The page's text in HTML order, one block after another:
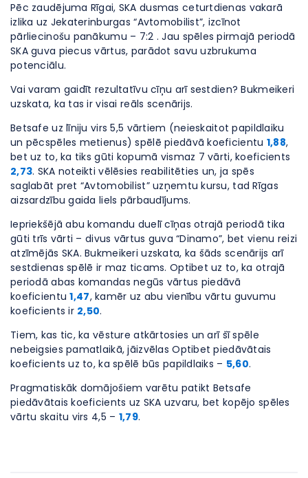
Pēc zaudējuma Rīgai, SKA dusmas ceturtdienas vakarā
izlika uz Jekaterinburgas “Avtomobilist”, izcīnot
pārliecinošu panākumu – 7:2 . Jau spēles pirmajā periodā
SKA guva piecus vārtus, parādot savu uzbrukuma
potenciālu.
Vai varam gaidīt rezultatīvu cīņu arī sestdien? Bukmeikeri
uzskata, ka tas ir visai reāls scenārijs.
Betsafe uz līniju virs 5,5 vārtiem (neieskaitot papildlaiku
un pēcspēles metienus) spēlē piedāvā koeficientu 1,88,
bet uz to, ka tiks gūti kopumā vismaz 7 vārti, koeficients
2,73. SKA noteikti vēlēsies reabilitēties un, ja spēs
saglabāt pret “Avtomobilist” uzņemtu kursu, tad Rīgas
aizsardzību gaida liels pārbaudījums.
Iepriekšējā abu komandu duelī cīņas otrajā periodā tika
gūti trīs vārti – divus vārtus guva “Dinamo”, bet vienu reizi
atzīmējās SKA. Bukmeikeri uzskata, ka šāds scenārijs arī
sestdienas spēlē ir maz ticams. Optibet uz to, ka otrajā
periodā abas komandas negūs vārtus piedāvā
koeficientu1,47, kamēr uz abu vienību vārtu guvumu
koeficients ir 2,50.
Tiem, kas tic, ka vēsture atkārtosies un arī šī spēle
nebeigsies pamatlaikā, jāizvēlas Optibet piedāvātais
koeficients uz to, ka spēlē būs papildlaiks – 5,60.
Pragmatiskāk domājošiem varētu patikt Betsafe
piedāvātais koeficients uz SKA uzvaru, bet kopējo spēles
vārtu skaitu virs 4,5 – 1,79.